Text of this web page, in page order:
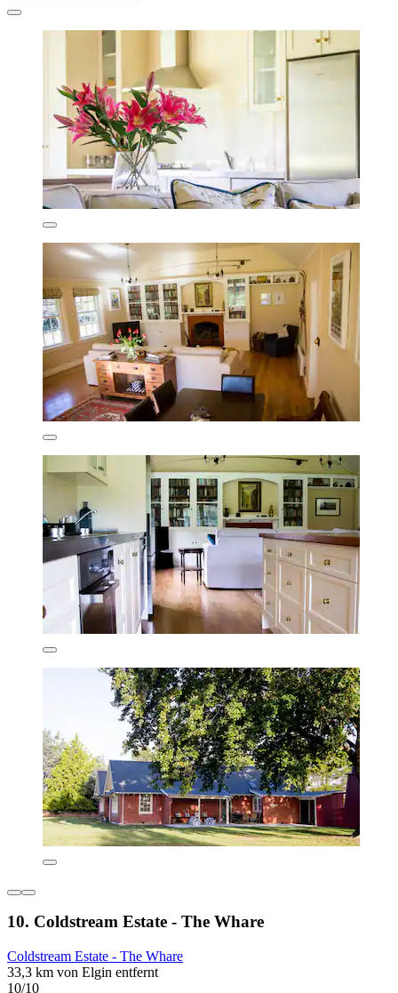
10. Coldstream Estate - The Whare
Coldstream Estate - The Whare
33,3 km von Elgin entfernt
10/10